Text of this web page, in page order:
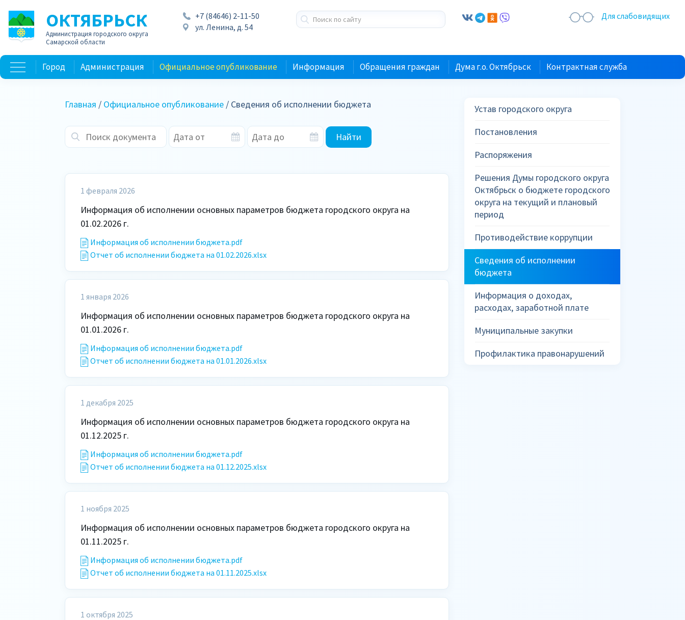
ОКТЯБРЬСК
Администрация городского округа
Самарской области
+7 (84646) 2-11-50
ул. Ленина, д. 54
Для слабовидящих
Город Администрация Официальное опубликование Информация Обращения граждан Дума г.о. Октябрьск Контрактная служба
Главная / Официальное опубликование / Сведения об исполнении бюджета
Найти
1 февраля 2026
Информация об исполнении основных параметров бюджета городского округа на
01.02.2026 г.
Информация об исполнении бюджета.pdf
Отчет об исполнении бюджета на 01.02.2026.xlsx
1 января 2026
Информация об исполнении основных параметров бюджета городского округа на
01.01.2026 г.
Информация об исполнении бюджета.pdf
Отчет об исполнении бюджета на 01.01.2026.xlsx
1 декабря 2025
Информация об исполнении основных параметров бюджета городского округа на
01.12.2025 г.
Информация об исполнении бюджета.pdf
Отчет об исполнении бюджета на 01.12.2025.xlsx
1 ноября 2025
Информация об исполнении основных параметров бюджета городского округа на
01.11.2025 г.
Информация об исполнении бюджета.pdf
Отчет об исполнении бюджета на 01.11.2025.xlsx
1 октября 2025
Устав городского округа
Постановления
Распоряжения
Решения Думы городского округа
Октябрьск о бюджете городского
округа на текущий и плановый
период
Противодействие коррупции
Сведения об исполнении
бюджета
Информация о доходах,
расходах, заработной плате
Муниципальные закупки
Профилактика правонарушений